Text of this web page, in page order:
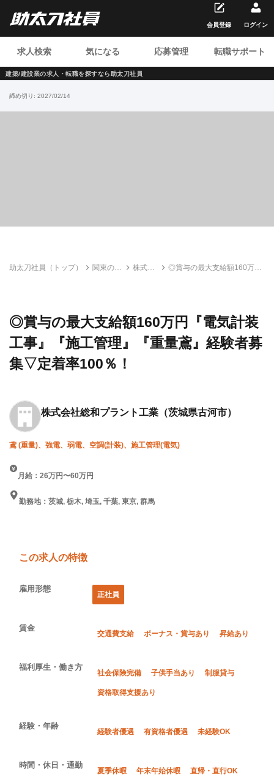
建築/建設業の求人・転職を探すなら助太刀社員
求人検索 気になる 応募管理 転職サポート
会員登録 ログイン
締め切り: 2027/02/14
助太刀社員（トップ）
関東の建
株式会
◎賞与の最大支給額160万円
◎賞与の最大支給額160万円『電気計装
工事』『施工管理』『重量鳶』経験者募
集▽定着率100％！
株式会社総和プラント工業 （茨城県古河市）
鳶 (重量)、強電、弱電、空調(計装)、施工管理(電気)
月給：26万円〜60万円
勤務地：茨城, 栃木, 埼玉, 千葉, 東京, 群馬
この求人の特徴
雇用形態
正社員
賃金
交通費支給 ボーナス・賞与あり 昇給あり
福利厚生・働き方
社会保険完備 子供手当あり 制服貸与
資格取得支援あり
経験・年齢
経験者優遇 有資格者優遇 未経験OK
時間・休日・通勤
夏季休暇 年末年始休暇 直帰・直行OK